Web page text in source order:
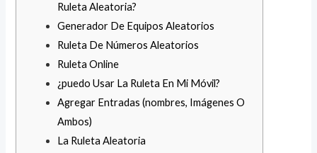
Ruleta Aleatoria?
Generador De Equipos Aleatorios
Ruleta De Números Aleatorios
Ruleta Online
¿puedo Usar La Ruleta En Mi Móvil?
Agregar Entradas (nombres, Imágenes O
Ambos)
La Ruleta Aleatoria